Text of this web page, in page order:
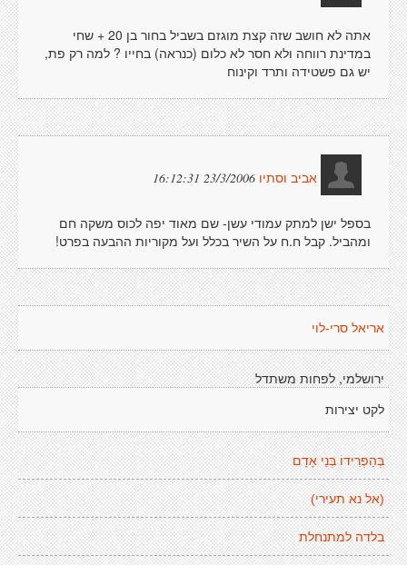
אתה לא חושב שזה קצת מוגזם בשביל בחור בן 20 + שחי
במדינת רווחה ולא חסר לא כלום (כנראה) בחייו ? למה רק פת,
יש גם פשטידה ותרד וקינוח
אביב וסתיו 23/3/2006 16:12:31
בספל ישן למתק עמודי עשן- שם מאוד יפה לכוס משקה חם
ומהביל. קבל ח.ח על השיר בכלל ועל מקוריות ההבעה בפרט!
אריאל סרי-לוי
ירושלמי, לפחות משתדל
לקט יצירות
בְּהַפְרִידוֹ בְּנֵי אָדָם
(אל נא תעירי)
בלדה למתנחלת